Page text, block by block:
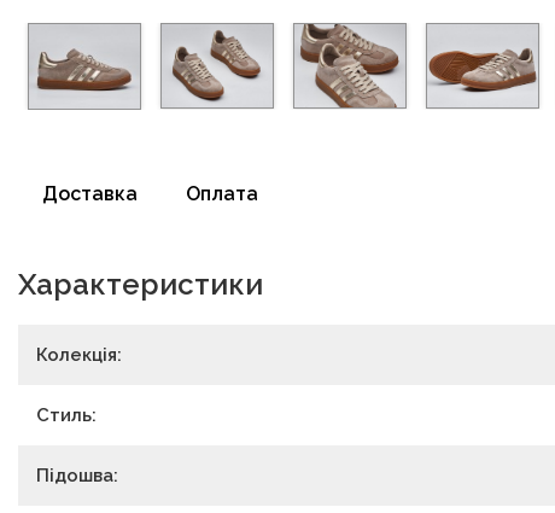
Доставка Оплата
Характеристики
Колекція:
Стиль:
Підошва: